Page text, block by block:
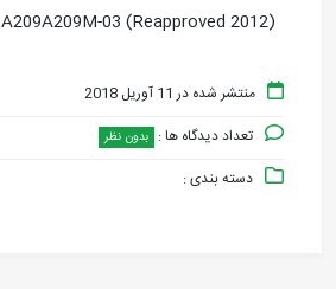
A209A209M-03 (Reapproved 2012)
منتشر شده در 11 آوریل 2018
تعداد دیدگاه ها : بدون نظر
دسته بندی :